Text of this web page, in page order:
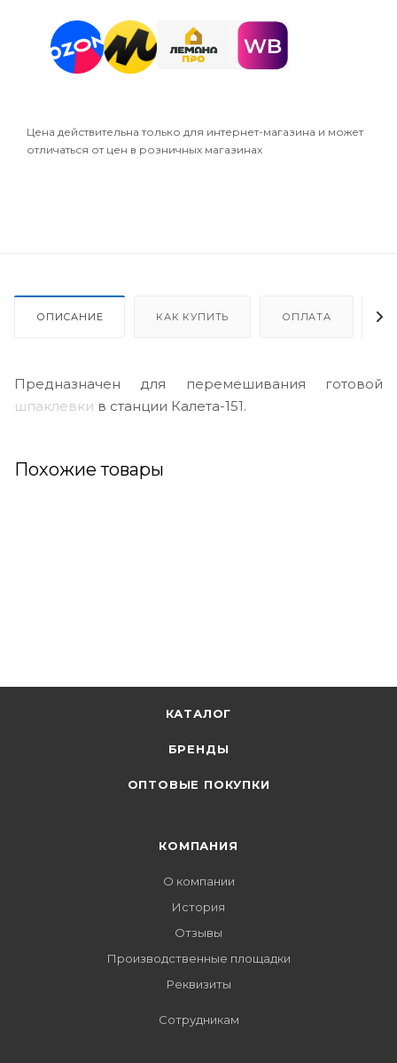
Цена действительна только для интернет-магазина и может
отличаться от цен в розничных магазинах
ОПИСАНИЕ КАК КУПИТЬ ОПЛАТА
Предназначен для перемешивания готовой
шпаклевки в станции Калета-151.
Похожие товары
КАТАЛОГ
БРЕНДЫ
ОПТОВЫЕ ПОКУПКИ
КОМПАНИЯ
О компании
История
Отзывы
Производственные площадки
Реквизиты
Сотрудникам